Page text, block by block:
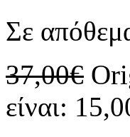
Σε
37,00€
είναι: